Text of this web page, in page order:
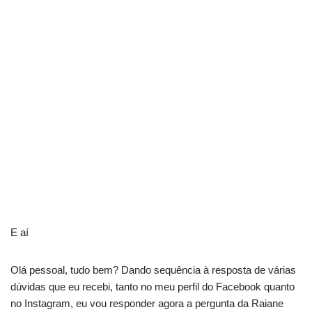
E aí
Olá pessoal, tudo bem? Dando sequência à resposta de várias
dúvidas que eu recebi, tanto no meu perfil do Facebook quanto
no Instagram, eu vou responder agora a pergunta da Raiane